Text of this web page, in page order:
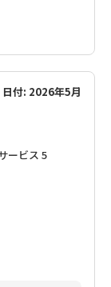
日付: 2026年5月
ービス 5